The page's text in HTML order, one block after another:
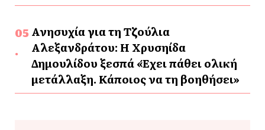
Ανησυχία για τη Τζούλια
Αλεξανδράτου: Η Χρυσηίδα
Δημουλίδου ξεσπά «Έχει πάθει ολική
μετάλλαξη. Κάποιος να τη βοηθήσει»